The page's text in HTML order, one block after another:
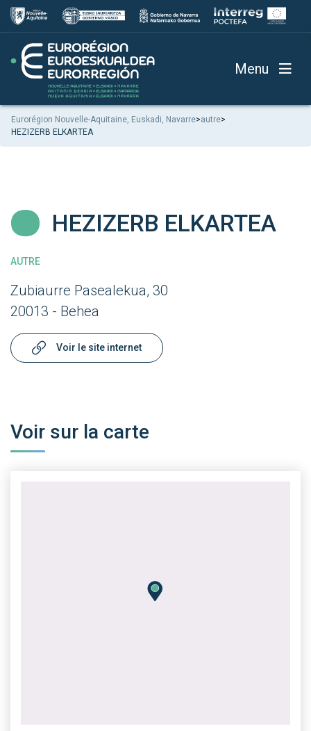
Menu
Eurorégion Nouvelle-Aquitaine, Euskadi, Navarre>autre>
HEZIZERB ELKARTEA
HEZIZERB ELKARTEA
AUTRE
Zubiaurre Pasealekua, 30
20013 - Behea
Voir le site internet
Voir sur la carte